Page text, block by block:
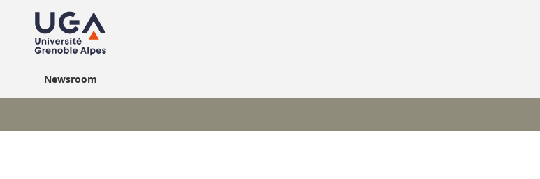
Newsroom